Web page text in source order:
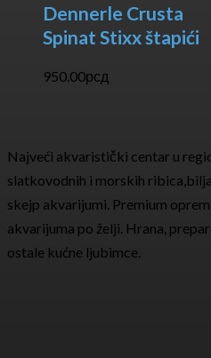
Dennerle Crusta
Spinat Stixx štapići
950.00рсд
Najveći akvaristički centar u
slatkovodnih i morskih
skejp akvarijumi. Premium
akvarijuma po želji. Hrana,
ostale kućne ljubimce.